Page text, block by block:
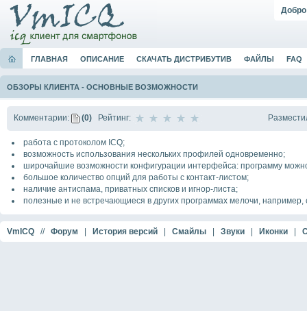
ГЛАВНАЯ ОПИСАНИЕ СКАЧАТЬ ДИСТРИБУТИВ ФАЙЛЫ FAQ
ОБЗОРЫ КЛИЕНТА - ОСНОВНЫЕ ВОЗМОЖНОСТИ
Комментарии: (0) Рейтинг:
работа с протоколом ICQ;
возможность использования нескольких профилей одновременно;
широчайшие возможности конфигурации интерфейса: программу
большое количество опций для работы с контакт-листом;
наличие антиспама, приватных списков и игнор-листа;
полезные и не встречающиеся в других программах мелочи,
VmICQ // Форум История версий Смайлы Звуки Иконки